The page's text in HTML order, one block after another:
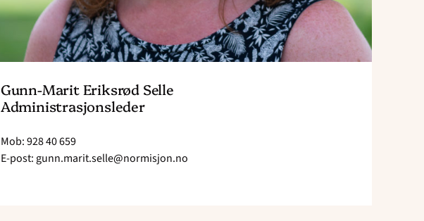
Gunn-Marit Eriksrød Selle
Administrasjonsleder
Mob: 928 40 659
E-post: gunn.marit.selle@normisjon.no